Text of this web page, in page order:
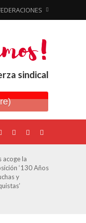
sindical
acoge la
‘130 Años
y